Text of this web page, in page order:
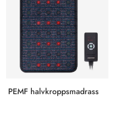
PEMF halvkroppsmadrass